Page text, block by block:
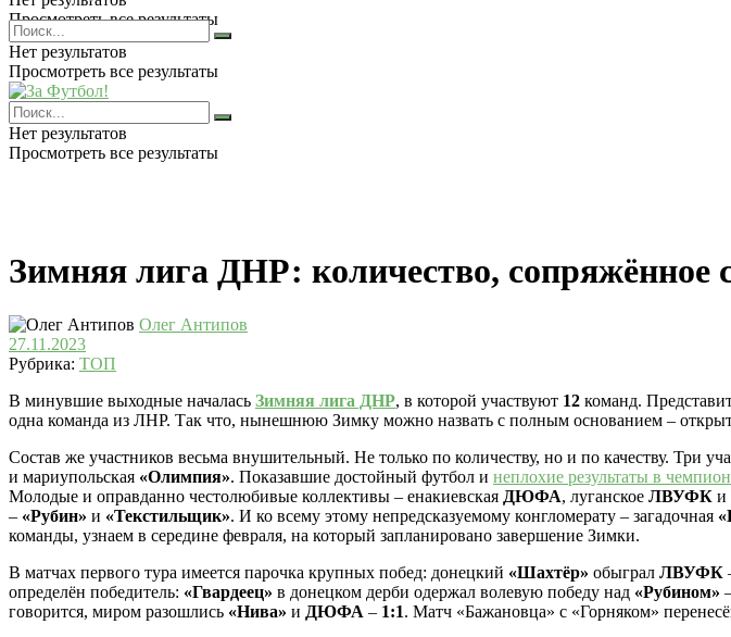
Просмотреть все результаты
Нет результатов
Просмотреть все результаты
Нет результатов
Просмотреть все результаты
Зимняя лига ДНР: количество, сопряжённое
Олег Антипов
27.11.2023
Рубрика: ТОП
В минувшие выходные началась Зимняя лига ДНР, в которой участвуют 12 команд.
одна команда из ЛНР. Так что, нынешнюю Зимку можно назвать с полным основанием –
Состав же участников весьма внушительный. Не только по количеству, но и по качеству. Три
и мариупольская «Олимпия». Показавшие достойный футбол и неплохие результаты в
Молодые и оправданно честолюбивые коллективы – енакиевская ДЮФА, луганское ЛВУФК и
– «Рубин» и «Текстильщик». И ко всему этому непредсказуемому конгломерату – загадочная
команды, узнаем в середине февраля, на который запланировано завершение Зимки.
В матчах первого тура имеется парочка крупных побед: донецкий «Шахтёр» обыграл ЛВУФК
определён победитель: «Гвардеец» в донецком дерби одержал волевую победу над «Рубином»
говорится, миром разошлись «Нива» и ДЮФА – 1:1. Матч «Бажановца» с «Горняком»